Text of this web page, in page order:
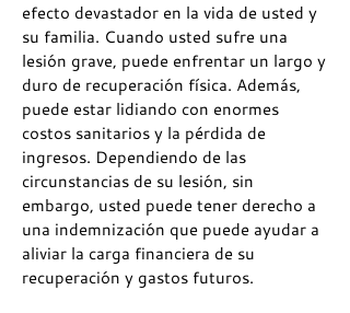
efecto devastador en la vida de usted y
su familia. Cuando usted sufre una
lesión grave, puede enfrentar un largo y
duro de recuperación física. Además,
puede estar lidiando con enormes
costos sanitarios y la pérdida de
ingresos. Dependiendo de las
circunstancias de su lesión, sin
embargo, usted puede tener derecho a
una indemnización que puede ayudar a
aliviar la carga financiera de su
recuperación y gastos futuros.